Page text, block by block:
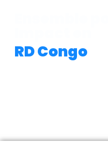
RD Congo